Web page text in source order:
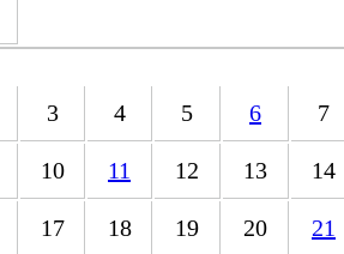
3 4 5 6 7
10 11 12 13 14
17 18 19 20 21